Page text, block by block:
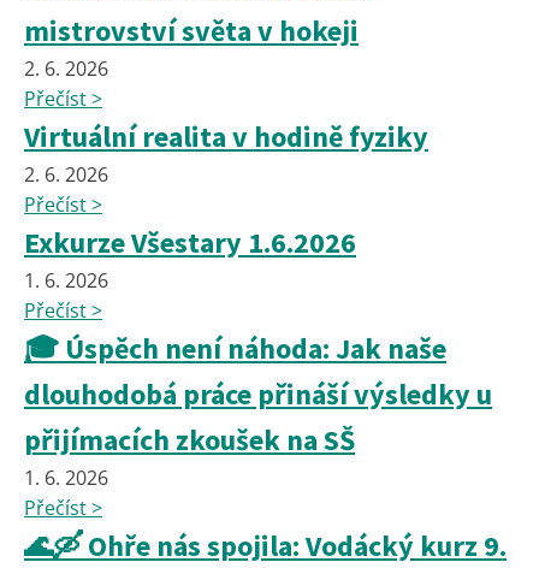
mistrovství světa v hokeji
2. 6. 2026
Přečíst >
Virtuální realita v hodině fyziky
2. 6. 2026
Přečíst >
Exkurze Všestary 1.6.2026
1. 6. 2026
Přečíst >
🎓 Úspěch není náhoda: Jak naše
dlouhodobá práce přináší výsledky u
přijímacích zkoušek na SŠ
1. 6. 2026
Přečíst >
🌊🛶 Ohře nás spojila: Vodácký kurz 9.